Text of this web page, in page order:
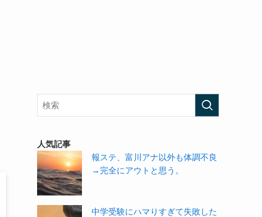
人気記事
報ステ、富川アナ以外も体調不良
→完全にアウトと思う。
中学受験にハマりすぎて失敗した